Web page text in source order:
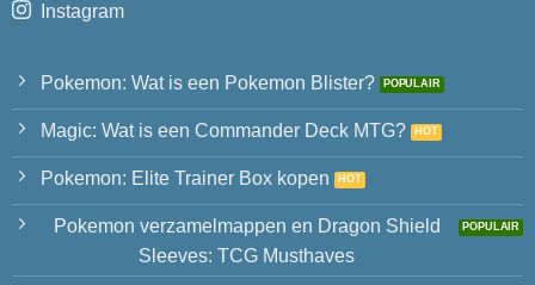
Instagram
Pokemon: Wat is een Pokemon Blister?
Magic: Wat is een Commander Deck MTG?
Pokemon: Elite Trainer Box kopen
Pokemon verzamelmappen en Dragon Shield
Sleeves: TCG Musthaves